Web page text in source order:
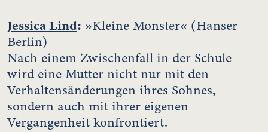
Jessica Lind: »Kleine Monster« (Hanser
Berlin)
Nach einem Zwischenfall in der Schule
wird eine Mutter nicht nur mit den
Verhaltensänderungen ihres Sohnes,
sondern auch mit ihrer eigenen
Vergangenheit konfrontiert.